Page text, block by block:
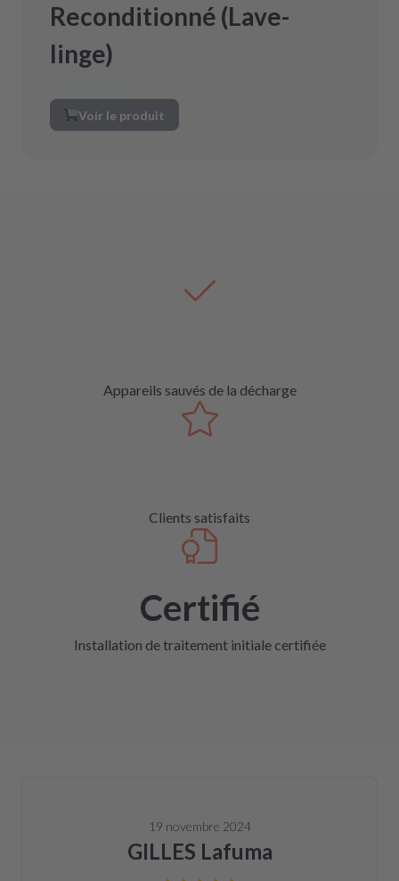
Reconditionné (Lave-
linge)
Voir le produit
Appareils sauvés de la décharge
Clients satisfaits
Certifié
Installation de traitement initiale certifiée
19 novembre 2024
GILLES Lafuma